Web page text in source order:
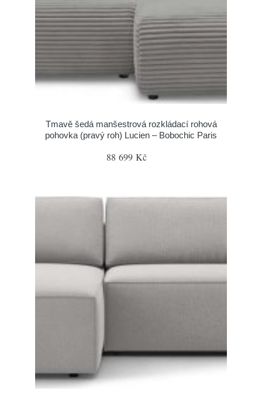
Tmavě šedá manšestrová rozkládací rohová
pohovka (pravý roh) Lucien – Bobochic Paris
88 699 Kč